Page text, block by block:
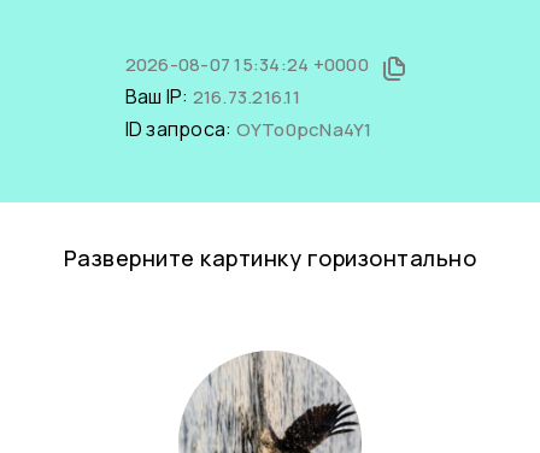
2026-08-07 15:34:24 +0000
Ваш IP: 216.73.216.11
ID запроса: OYTo0pcNa4Y1
Разверните картинку горизонтально